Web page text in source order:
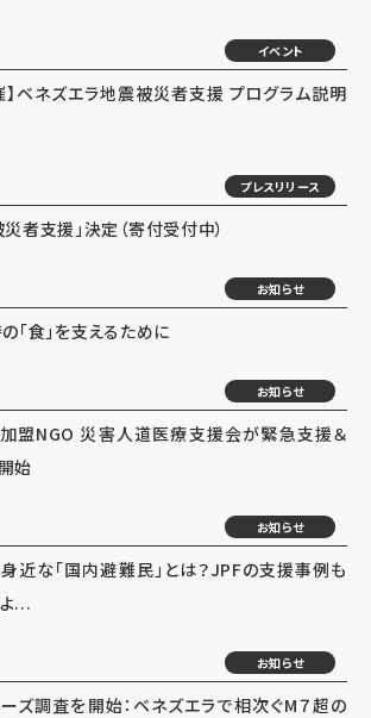
イベント
】ベネズエラ地震被災者支援 プログラム説明
プレスリリース
者支援」決定（寄付受付中）
お知らせ
「食」を支えるために
お知らせ
盟NGO 災害人道医療支援会が緊急支援＆
始
お知らせ
身近な「国内避難民」とは？JPFの支援事例も
...
お知らせ
ズ調査を開始：ベネズエラで相次ぐM７超の